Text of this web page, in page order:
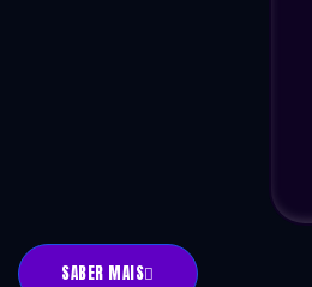
SABER MAIS